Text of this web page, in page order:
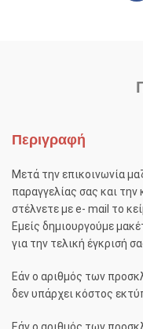
Περιγραφή
Μετά την επικοινωνία
παραγγελίας σας και
στέλνετε με e- mαil το
Εμείς δημιουργούμε
για την τελική έγκρισή
Εάν ο αριθμός των
δεν υπάρχει κόστος